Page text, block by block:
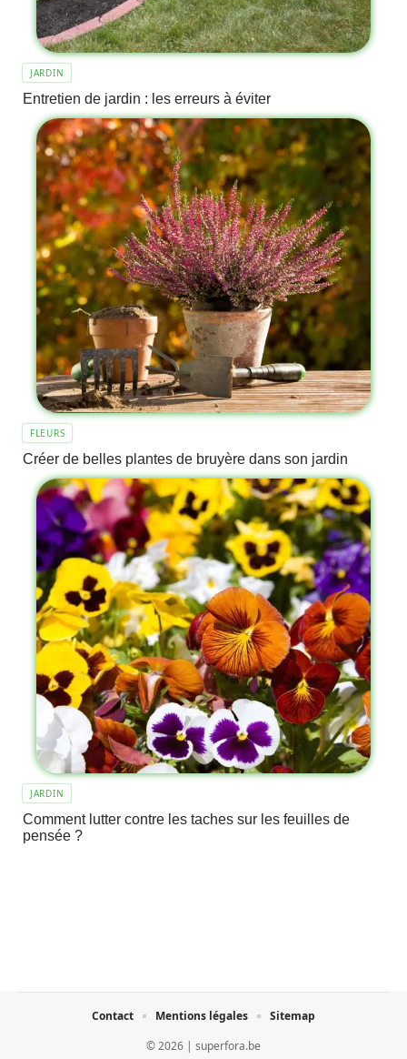
JARDIN
Entretien de jardin : les erreurs à éviter
FLEURS
Créer de belles plantes de bruyère dans son jardin
JARDIN
Comment lutter contre les taches sur les feuilles de
pensée ?
© 2026 | superfora.be
Contact Mentions légales Sitemap